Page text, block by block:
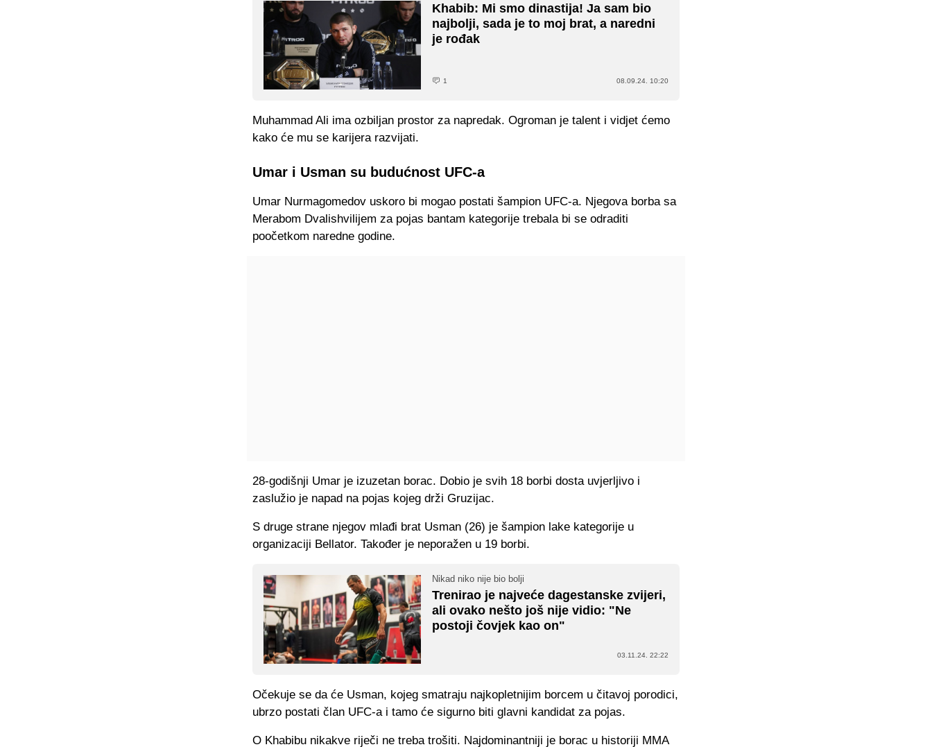
Khabib: Mi smo dinastija! Ja sam bio
najbolji, sada je to moj brat, a naredni
je rođak
1 08.09.24. 10:20
Muhammad Ali ima ozbiljan prostor za napredak. Ogroman je talent i vidjet ćemo
kako će mu se karijera razvijati.
Umar i Usman su budućnost UFC-a
Umar Nurmagomedov uskoro bi mogao postati šampion UFC-a. Njegova borba sa
Merabom Dvalishvilijem za pojas bantam kategorije trebala bi se odraditi
poočetkom naredne godine.
28-godišnji Umar je izuzetan borac. Dobio je svih 18 borbi dosta uvjerljivo i
zaslužio je napad na pojas kojeg drži Gruzijac.
S druge strane njegov mlađi brat Usman (26) je šampion lake kategorije u
organizaciji Bellator. Također je neporažen u 19 borbi.
Nikad niko nije bio bolji
Trenirao je najveće dagestanske zvijeri,
ali ovako nešto još nije vidio: "Ne
postoji čovjek kao on"
03.11.24. 22:22
Očekuje se da će Usman, kojeg smatraju najkopletnijim borcem u čitavoj porodici,
ubrzo postati član UFC-a i tamo će sigurno biti glavni kandidat za pojas.
O Khabibu nikakve riječi ne treba trošiti. Najdominantniji je borac u historiji MMA